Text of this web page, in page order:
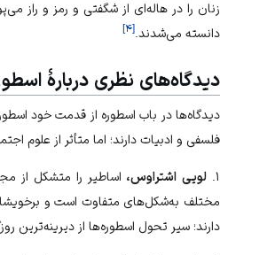
زنان را در هاله‌ای از شگفتی و رمز و راز
دانسته می‌شدند.[۴]
دیدگاه‌های نظری دربارهٔ
دیدگاه‌ها در باب اسطوره از قدمت خود
فلسفی و ادبیات دارند؛ اما متأثر از علوم
۱. لویی اشتراوس، اساطیر را متشکل از
مختلف به‌شکل‌های متفاوت است و
دارند؛ سیر تحول اسطوره‌ها از دیرینه‌ترین